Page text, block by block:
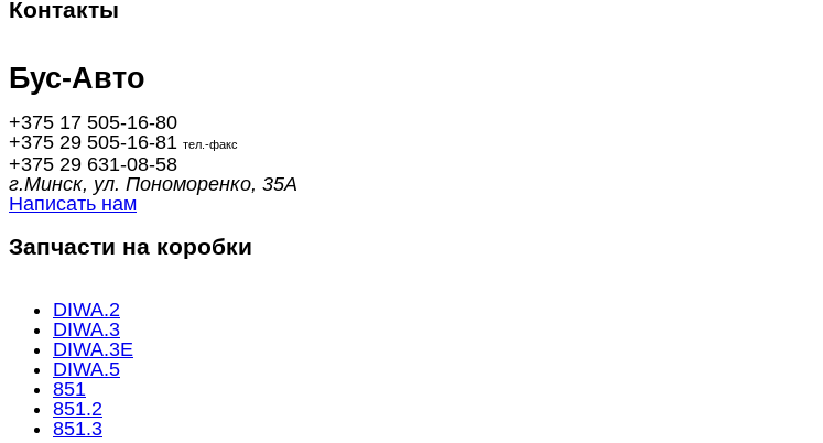
Контакты
Бус-Авто
+375 17 505-16-80
+375 29 505-16-81 тел.-факс
+375 29 631-08-58
г.Минск, ул. Пономоренко, 35А
Написать нам
Запчасти на коробки
DIWA.2
DIWA.3
DIWA.3E
DIWA.5
851
851.2
851.3